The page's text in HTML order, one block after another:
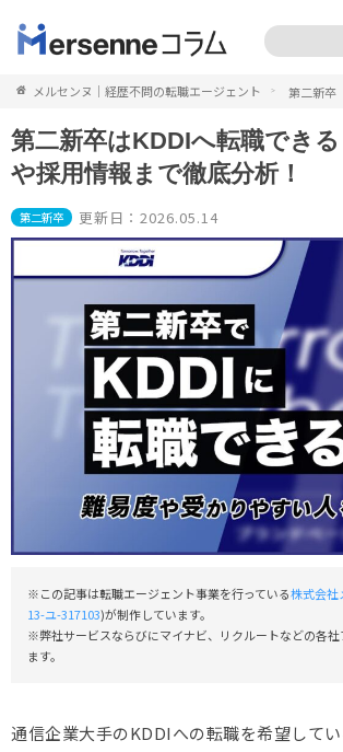
メルセンヌ｜経歴不問の転職エージェント 第二新卒
第二新卒はKDDIへ転職でき
や採用情報まで徹底分析！
第二新卒 更新日：2026.05.14
※この記事は転職エージェント事業を行っている株式会社
13-ユ-317103)が制作しています。
※弊社サービスならびにマイナビ、リクルートなどの各
ます。
通信企業大手のKDDIへの転職を希望して